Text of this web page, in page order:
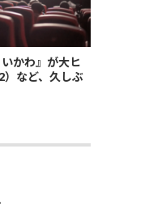
いかわ』が大ヒ
）など、久しぶ